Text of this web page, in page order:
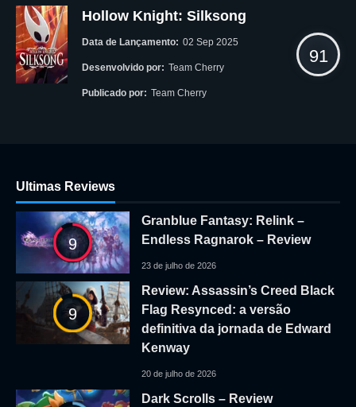
Hollow Knight: Silksong
Data de Lançamento: 02 Sep 2025
Desenvolvido por: Team Cherry
Publicado por: Team Cherry
91
Ultimas Reviews
9
Granblue Fantasy: Relink –
Endless Ragnarok – Review
23 de julho de 2026
9
Review: Assassin’s Creed Black
Flag Resynced: a versão
definitiva da jornada de Edward
Kenway
20 de julho de 2026
Dark Scrolls – Review